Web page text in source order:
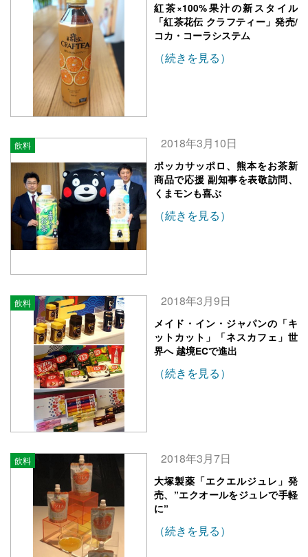
紅茶×100%果汁の新スタイル
「紅茶花伝 クラフティー」発売/
コカ・コーラシステム
（続きを見る）
飲料 2018年3月10日
ポッカサッポロ、熊本をお茶新
商品で応援 副知事を表敬訪問、
くまモンも喜ぶ
（続きを見る）
飲料 2018年3月9日
メイド・イン・ジャパンの「キ
ットカット」「ネスカフェ」世
界へ 越境ECで進出
（続きを見る）
飲料 2018年3月7日
大塚製薬「エクエルジュレ」発
売、”エクオールをジュレで手軽
に”
（続きを見る）